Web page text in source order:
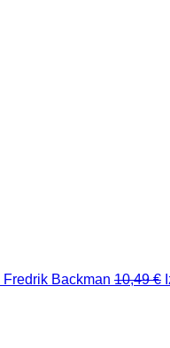
Fredrik Backman 10,49€